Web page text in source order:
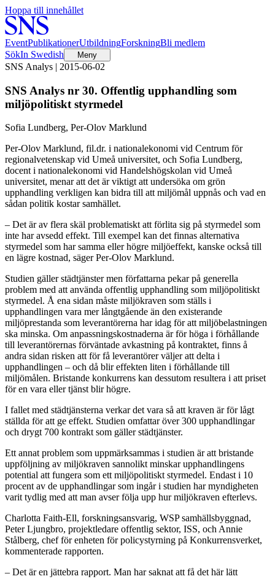
Hoppa till innehållet
EventPublikationerUtbildningForskningBli medlem
SökIn Swedish Meny
SNS Analys | 2015-06-02
SNS Analys nr 30. Offentlig upphandling som
miljöpolitiskt styrmedel
Sofia Lundberg, Per-Olov Marklund
Per-Olov Marklund, fil.dr. i nationalekonomi vid Centrum för
regionalvetenskap vid Umeå universitet, och Sofia Lundberg,
docent i nationalekonomi vid Handelshögskolan vid Umeå
universitet, menar att det är viktigt att undersöka om grön
upphandling verkligen kan bidra till att miljömål uppnås och vad en
sådan politik kostar samhället.
– Det är av flera skäl problematiskt att förlita sig på styrmedel som
inte har avsedd effekt. Till exempel kan det finnas alternativa
styrmedel som har samma eller högre miljöeffekt, kanske också till
en lägre kostnad, säger Per-Olov Marklund.
Studien gäller städtjänster men författarna pekar på generella
problem med att använda offentlig upphandling som miljöpolitiskt
styrmedel. Å ena sidan måste miljökraven som ställs i
upphandlingen vara mer långtgående än den existerande
miljöprestanda som leverantörerna har idag för att miljöbelastningen
ska minska. Om anpassningskostnaderna är för höga i förhållande
till leverantörernas förväntade avkastning på kontraktet, finns å
andra sidan risken att för få leverantörer väljer att delta i
upphandlingen – och då blir effekten liten i förhållande till
miljömålen. Bristande konkurrens kan dessutom resultera i att priset
för en vara eller tjänst blir högre.
I fallet med städtjänsterna verkar det vara så att kraven är för lågt
ställda för att ge effekt. Studien omfattar över 300 upphandlingar
och drygt 700 kontrakt som gäller städtjänster.
Ett annat problem som uppmärksammas i studien är att bristande
uppföljning av miljökraven sannolikt minskar upphandlingens
potential att fungera som ett miljöpolitiskt styrmedel. Endast i 10
procent av de upphandlingar som ingår i studien har myndigheten
varit tydlig med att man avser följa upp hur miljökraven efterlevs.
Charlotta Faith-Ell, forskningsansvarig, WSP samhällsbyggnad,
Peter Ljungbro, projektledare offentlig sektor, ISS, och Annie
Stålberg, chef för enheten för policystyrning på Konkurrensverket,
kommenterade rapporten.
– Det är en jättebra rapport. Man har saknat att få det här lätt